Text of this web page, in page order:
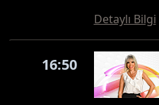
Detaylı Bilgi
16:50